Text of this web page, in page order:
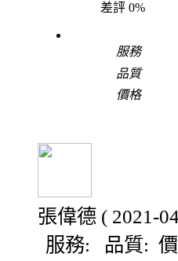
差評 0%
服務
品質
價格
張偉德 ( 2021-
服務: 品質: